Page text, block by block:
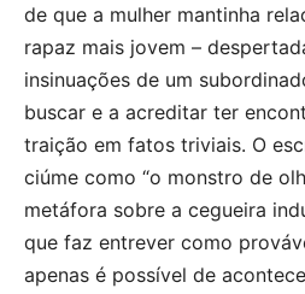
de que a mulher mantinha
rapaz mais jovem –
insinuações de um
buscar e a acreditar ter
traição em fatos triviais. O
ciúme como “o monstro de
metáfora sobre a cegueira
que faz entrever como
apenas é possível de